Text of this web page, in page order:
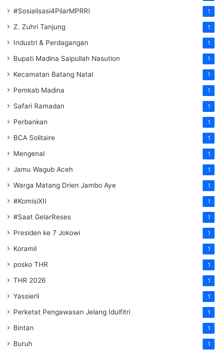
#Sosialisasi4PilarMPRRI 1
Z. Zuhri Tanjung 1
Industri & Perdagangan 1
Bupati Madina Saipullah Nasution 1
Kecamatan Batang Natal 1
Pemkab Madina 1
Safari Ramadan 1
Perbankan 1
BCA Solitaire 1
Mengenal 1
Jamu Wagub Aceh 1
Warga Matang Drien Jambo Aye 1
#KomisiXII 1
#Saat GelarReses 1
Presiden ke 7 Jokowi 1
Koramil 1
posko THR 1
THR 2026 1
Yassierli 1
Perketat Pengawasan Jelang Idulfitri 1
Bintan 1
Buruh 1